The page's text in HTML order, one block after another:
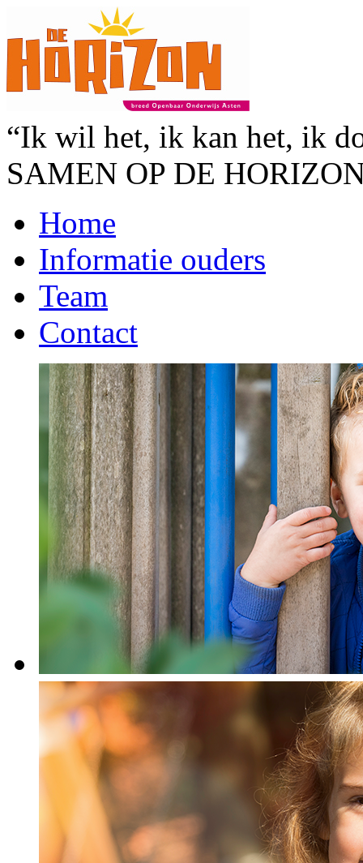
“Ik wil het, ik kan het, ik
SAMEN OP DE
Home
Informatie ouders
Team
Contact